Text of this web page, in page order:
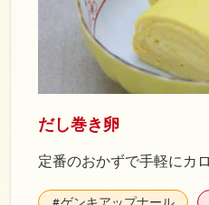
だし巻き卵
定番のおかずで手軽にカ